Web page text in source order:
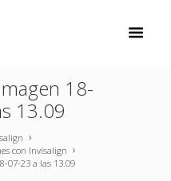
18-
13.09
con Invisalign
07-23 a las 13.09